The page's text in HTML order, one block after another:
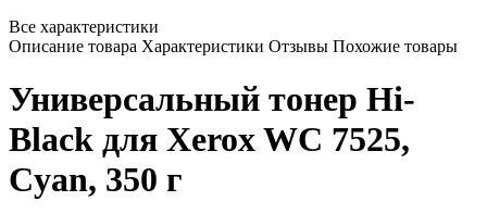
Все характеристики
Описание товара Характеристики Отзывы Похожие товары
Универсальный тонер Hi-
Black для Xerox WC 7525,
Cyan, 350 г